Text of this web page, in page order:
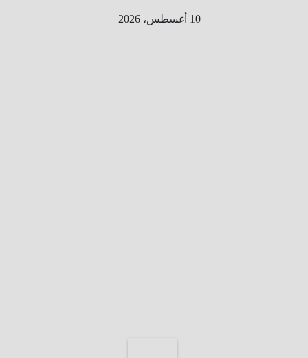
10 أغسطس، 2026